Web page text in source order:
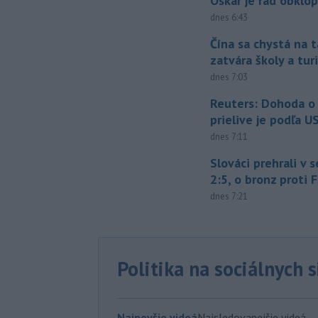
dnes 6:43
Čína sa chystá na
zatvára školy a
dnes 7:03
Reuters: Dohoda
prielive je podľa
dnes 7:11
Slováci prehrali v
2:5, o bronz proti
dnes 7:21
Politika na sociálnych